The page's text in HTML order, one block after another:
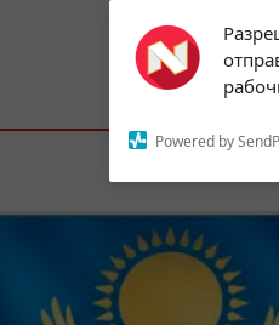
Powered by
Subscribe to our
notifications!
To enable
the notification
Астана: